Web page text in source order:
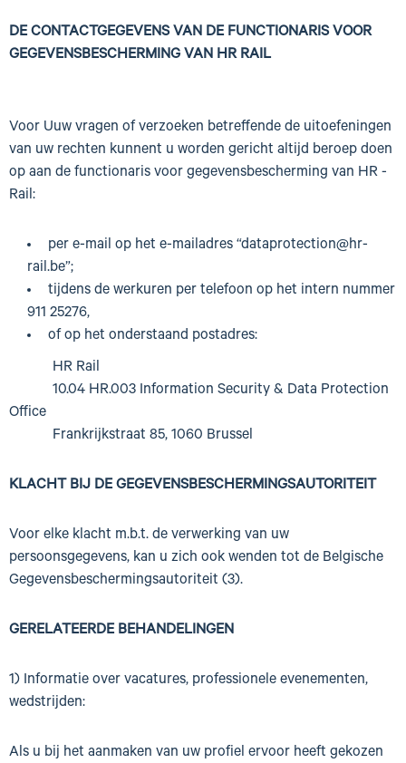
DE CONTACTGEGEVENS VAN DE FUNCTIONARIS VOOR
GEGEVENSBESCHERMING VAN HR RAIL
Voor Uuw vragen of verzoeken betreffende de uitoefeningen
van uw rechten kunnent u worden gericht altijd beroep doen
op aan de functionaris voor gegevensbescherming van HR -
Rail:
per e-mail op het e-mailadres “dataprotection@hr-
rail.be”;
tijdens de werkuren per telefoon op het intern nummer
911 25276,
of op het onderstaand postadres:
HR Rail
10.04 HR.003 Information Security & Data Protection
Office
Frankrijkstraat 85, 1060 Brussel
KLACHT BIJ DE GEGEVENSBESCHERMINGSAUTORITEIT
Voor elke klacht m.b.t. de verwerking van uw
persoonsgegevens, kan u zich ook wenden tot de Belgische
Gegevensbeschermingsautoriteit (3).
GERELATEERDE BEHANDELINGEN
1) Informatie over vacatures, professionele evenementen,
wedstrijden:
Als u bij het aanmaken van uw profiel ervoor heeft gekozen